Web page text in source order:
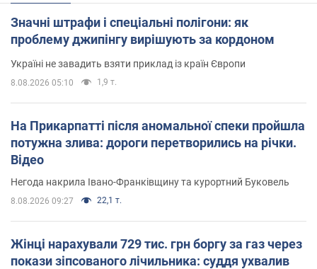
Значні штрафи і спеціальні полігони: як
проблему джипінгу вирішують за кордоном
Україні не завадить взяти приклад із країн Європи
8.08.2026 05:10 1,9 т.
На Прикарпатті після аномальної спеки пройшла
потужна злива: дороги перетворились на річки.
Відео
Негода накрила Івано-Франківщину та курортний Буковель
8.08.2026 09:27 22,1 т.
Жінці нарахували 729 тис. грн боргу за газ через
покази зіпсованого лічильника: суддя ухвалив